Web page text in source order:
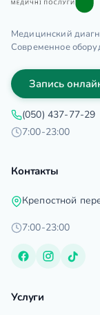
Медицинский
Современное
Запись
(050) 437-77-29
7:00-23:00
Контакты
Крепостной
7:00-23:00
Услуги